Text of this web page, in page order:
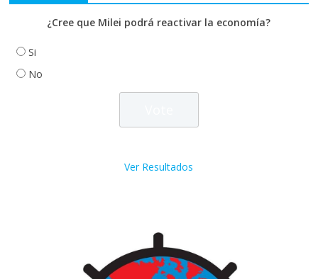
¿Cree que Milei podrá reactivar la economía?
Si
No
Ver Resultados